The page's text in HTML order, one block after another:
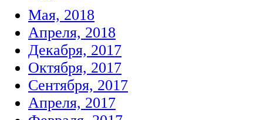
Мая, 2018
Апреля, 2018
Декабря, 2017
Октября, 2017
Сентября, 2017
Апреля, 2017